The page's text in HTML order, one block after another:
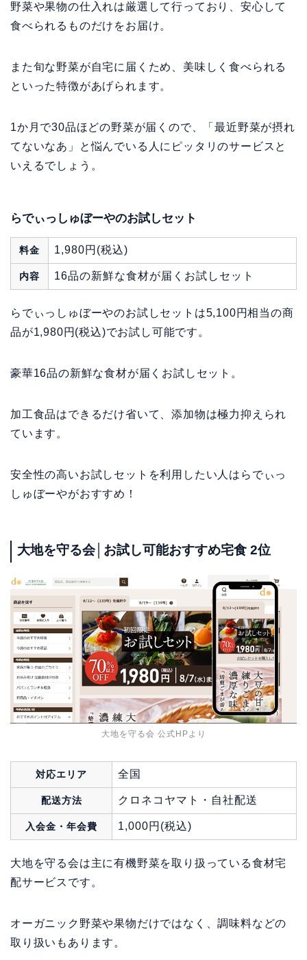
野菜や果物の仕入れは厳選して行っており、安心して
食べられるものだけをお届け。
また旬な野菜が自宅に届くため、美味しく食べられる
といった特徴があげられます。
1か月で30品ほどの野菜が届くので、「最近野菜が摂れ
てないなあ」と悩んでいる人にピッタリのサービスと
いえるでしょう。
らでぃっしゅぼーやのお試しセット
料金 1,980円(税込)
内容 16品の新鮮な食材が届くお試しセット
らでぃっしゅぼーやのお試しセットは5,100円相当の商
品が1,980円(税込)でお試し可能です。
豪華16品の新鮮な食材が届くお試しセット。
加工食品はできるだけ省いて、添加物は極力抑えられ
ています。
安全性の高いお試しセットを利用したい人はらでぃっ
しゅぼーやがおすすめ！
大地を守る会│お試し可能おすすめ宅食 2位
大地を守る会 公式HPより
対応エリア 全国
配送方法 クロネコヤマト・自社配送
入会金・年会費 1,000円(税込)
大地を守る会は主に有機野菜を取り扱っている食材宅
配サービスです。
オーガニック野菜や果物だけではなく、調味料などの
取り扱いもあります。